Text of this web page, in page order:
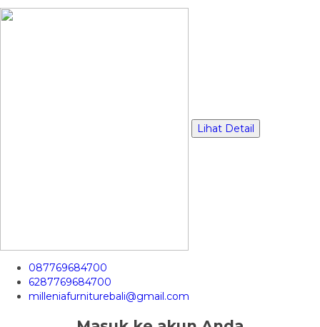
Lihat Detail
087769684700
6287769684700
milleniafurniturebali@gmail.com